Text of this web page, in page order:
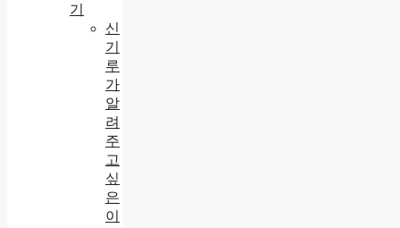
기
신
기
루
가
알
려
주
고
싶
은
이